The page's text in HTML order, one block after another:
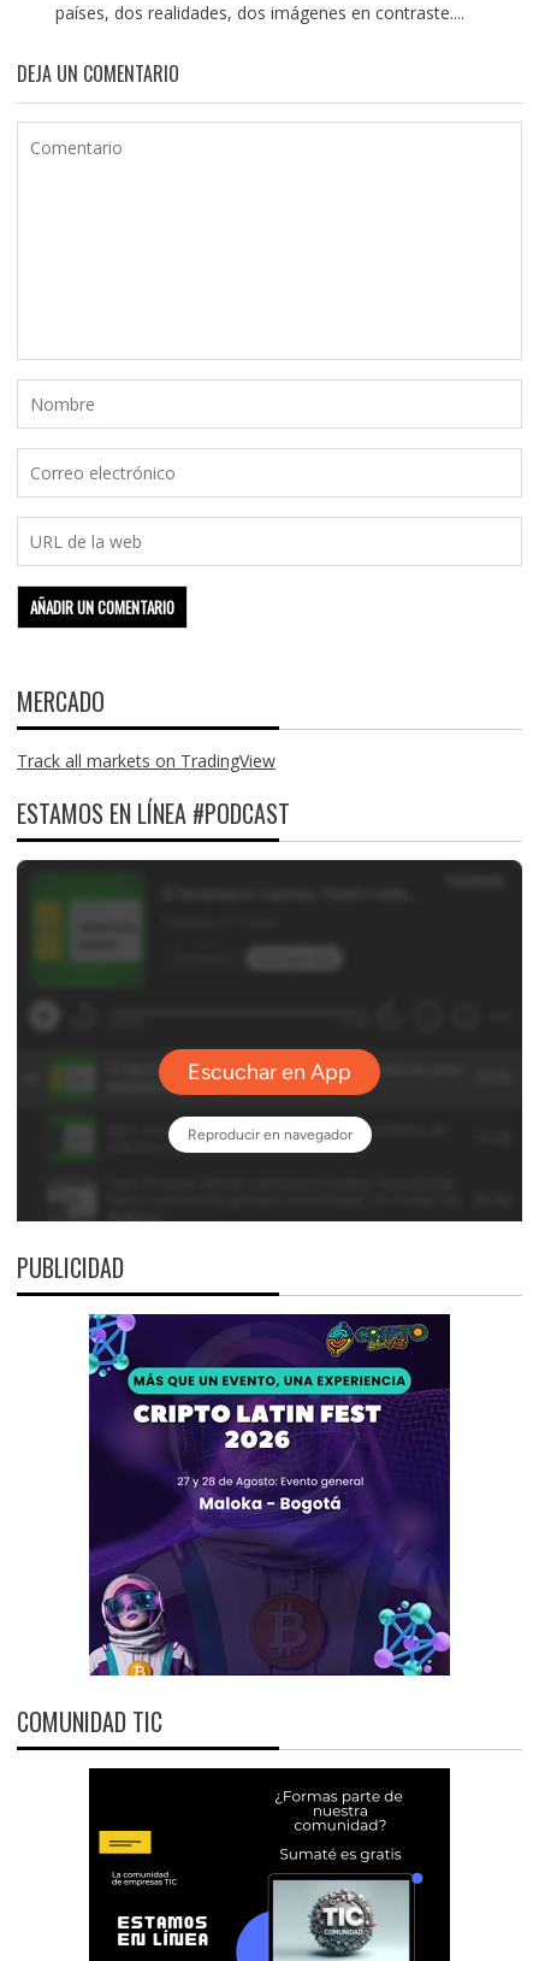
países, dos realidades, dos imágenes en contraste....
DEJA UN COMENTARIO
MERCADO
Track all markets on TradingView
ESTAMOS EN LÍNEA #PODCAST
PUBLICIDAD
COMUNIDAD TIC